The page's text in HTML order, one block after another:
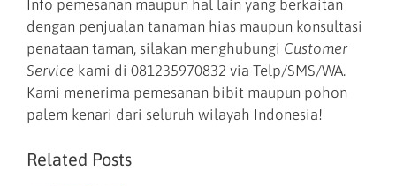
Info pemesanan maupun hal lain yang berkaitan
dengan penjualan tanaman hias maupun konsultasi
penataan taman, silakan menghubungi Customer
Service kami di 081235970832 via Telp/SMS/WA.
Kami menerima pemesanan bibit maupun pohon
palem kenari dari seluruh wilayah Indonesia!
Related Posts